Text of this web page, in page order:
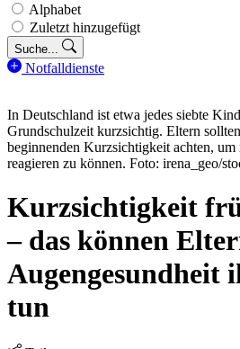
Alphabet
Zuletzt hinzugefügt
Suche...
Notfalldienste
In Deutschland ist etwa jedes siebte
Grundschulzeit kurzsichtig. Eltern
beginnenden Kurzsichtigkeit achten,
reagieren zu können. Foto: irena_geo/
Kurzsichtigkeit
– das können
Augengesundheit
tun